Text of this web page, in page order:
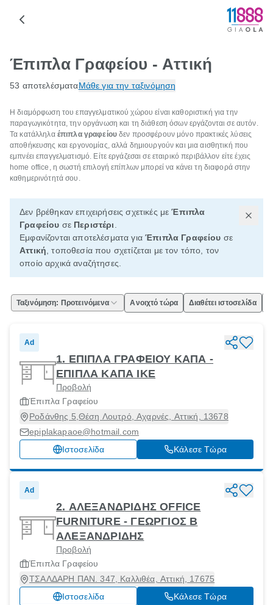
Έπιπλα Γραφείου - Αττική
53 αποτελέσματαΜάθε για την ταξινόμηση
Η διαμόρφωση του επαγγελματικού χώρου είναι καθοριστική για την
παραγωγικότητα, την οργάνωση και τη διάθεση όσων εργάζονται σε αυτόν.
Τα κατάλληλα έπιπλα γραφείουδεν προσφέρουν μόνο πρακτικές λύσεις
αποθήκευσης και εργονομίας, αλλά δημιουργούν και μια αισθητική που
εμπνέει επαγγελματισμό. Είτε εργάζεσαι σε εταιρικό περιβάλλον είτε έχεις
home office, η σωστή επιλογή επίπλων μπορεί να κάνει τη διαφορά στην
καθημερινότητά σου.
Δεν βρέθηκαν επιχειρήσεις σχετικές μεΈπιπλα
Γραφείου σε Περιστέρι
Εμφανίζονται αποτελέσματα γιαΈπιπλα Γραφείου σε
Αττική , τοποθεσία που σχετίζεται με τον τόπο, τον
οποίο αρχικά αναζήτησες.
Ταξινόμηση: Προτεινόμενα Ανοιχτό τώρα Διαθέτει ιστοσελίδα
Ad
1. ΕΠΙΠΛΑ ΓΡΑΦΕΙΟΥ ΚΑΠΑ -
ΕΠΙΠΛΑ ΚΑΠΑ ΙΚΕ
Προβολή
Έπιπλα Γραφείου
Ροδάνθης 5,Θέση Λουτρό, Αχαρνές, Αττική, 13678
epiplakapaoe@hotmail.com
Ιστοσελίδα
Κάλεσε Τώρα
Ad
2. ΑΛΕΞΑΝΔΡΙΔΗΣ OFFICE
FURNITURE - ΓΕΩΡΓΙΟΣ Β
ΑΛΕΞΑΝΔΡΙΔΗΣ
Προβολή
Έπιπλα Γραφείου
ΤΣΑΛΔΑΡΗ ΠΑΝ. 347, Καλλιθέα, Αττική, 17675
Ιστοσελίδα
Κάλεσε Τώρα